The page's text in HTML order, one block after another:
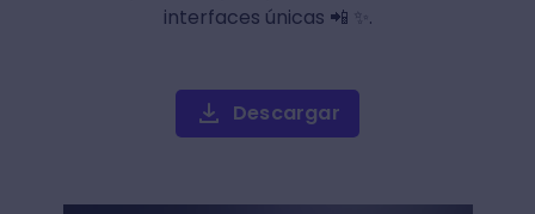
interfaces únicas 📲 ✨.
Descargar